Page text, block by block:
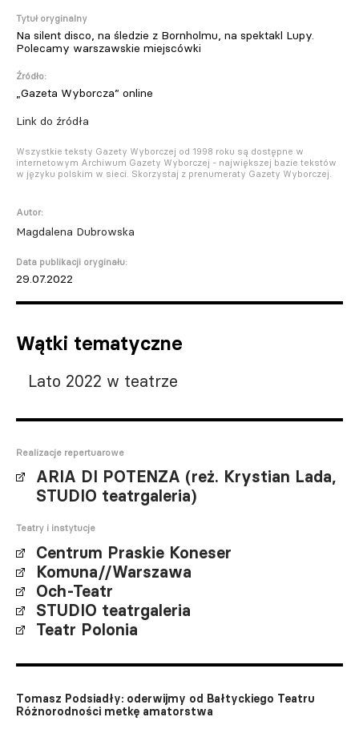
Tytuł oryginalny
Na silent disco, na śledzie z Bornholmu, na spektakl Lupy.
Polecamy warszawskie miejscówki
Źródło:
„Gazeta Wyborcza” online
Link do źródła
Wszystkie teksty Gazety Wyborczej od 1998 roku są dostępne w
internetowym Archiwum Gazety Wyborczej - największej bazie tekstów
w języku polskim w sieci. Skorzystaj z prenumeraty Gazety Wyborczej.
Autor:
Magdalena Dubrowska
Data publikacji oryginału:
29.07.2022
Wątki tematyczne
Lato 2022 w teatrze
Realizacje repertuarowe
ARIA DI POTENZA (reż. Krystian Lada,
STUDIO teatrgaleria)
Teatry i instytucje
Centrum Praskie Koneser
Komuna//Warszawa
Och-Teatr
STUDIO teatrgaleria
Teatr Polonia
Tomasz Podsiadły: oderwijmy od Bałtyckiego Teatru
Różnorodności metkę amatorstwa